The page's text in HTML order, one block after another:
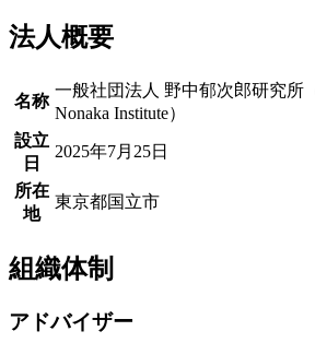
法人概要
名称
一般社団法人 野中郁次郎研究所
Nonaka Institute）
設立
日
2025年7月25日
所在
地
東京都国立市
組織体制
アドバイザー